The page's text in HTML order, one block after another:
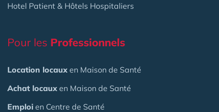
Hotel Patient & Hôtels Hospitaliers
Pour les Professionnels
Location locaux en Maison de Santé
Achat locaux en Maison de Santé
Emploi en Centre de Santé